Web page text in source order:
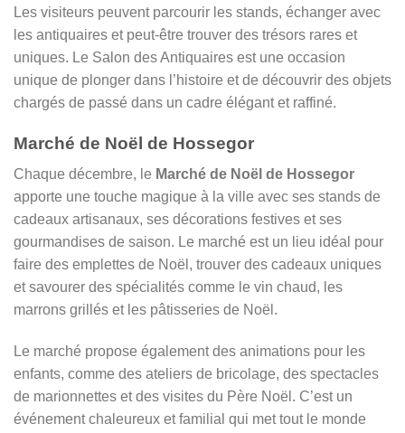
Les visiteurs peuvent parcourir les stands, échanger avec
les antiquaires et peut-être trouver des trésors rares et
uniques. Le Salon des Antiquaires est une occasion
unique de plonger dans l’histoire et de découvrir des objets
chargés de passé dans un cadre élégant et raffiné.
Marché de Noël de Hossegor
Chaque décembre, le Marché de Noël de Hossegor
apporte une touche magique à la ville avec ses stands de
cadeaux artisanaux, ses décorations festives et ses
gourmandises de saison. Le marché est un lieu idéal pour
faire des emplettes de Noël, trouver des cadeaux uniques
et savourer des spécialités comme le vin chaud, les
marrons grillés et les pâtisseries de Noël.
Le marché propose également des animations pour les
enfants, comme des ateliers de bricolage, des spectacles
de marionnettes et des visites du Père Noël. C’est un
événement chaleureux et familial qui met tout le monde